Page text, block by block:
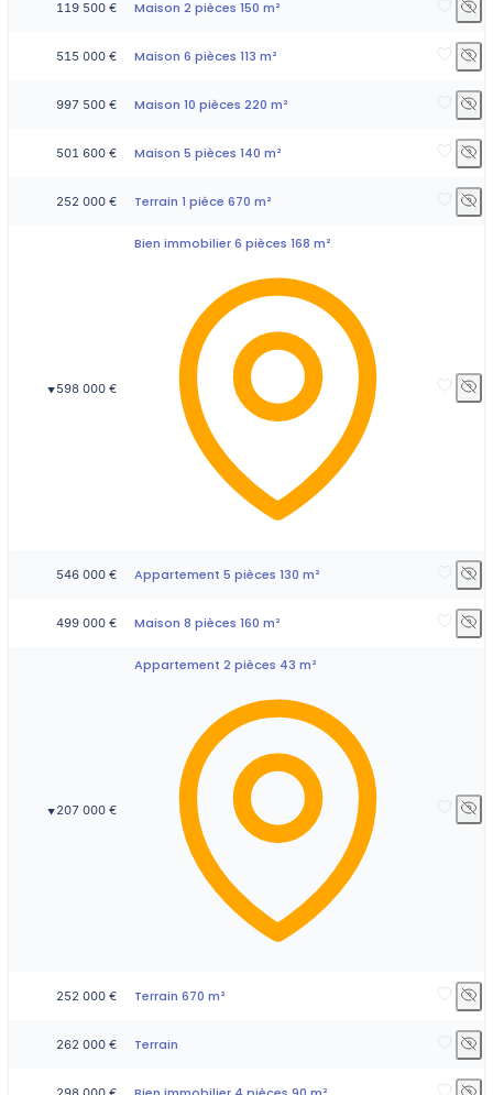
119 500 € Maison 2 pièces 150 m²
515 000 € Maison 6 pièces 113 m²
997 500 € Maison 10 pièces 220 m²
501 600 € Maison 5 pièces 140 m²
252 000 € Terrain 1 pièce 670 m²
▼ 598 000 €
Bien immobilier 6 pièces 168 m²
546 000 € Appartement 5 pièces 130 m²
499 000 € Maison 8 pièces 160 m²
▼ 207 000 €
Appartement 2 pièces 43 m²
252 000 € Terrain 670 m²
262 000 € Terrain